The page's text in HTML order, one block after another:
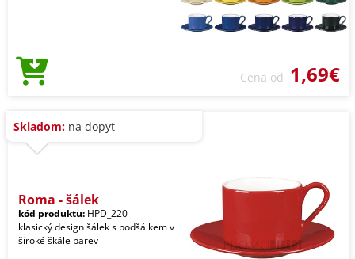
Cena od 1,69€
Skladom: na dopyt
Roma - šálek
kód produktu: HPD_220
klasický design šálek s podšálkem v
široké škále barev